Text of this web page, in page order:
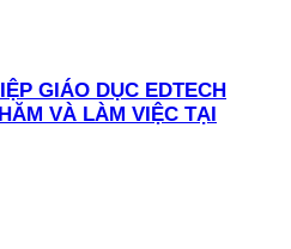
GIÁO DỤC EDTECH
VÀ LÀM VIỆC TẠI